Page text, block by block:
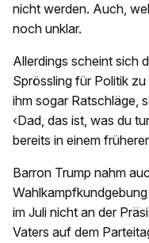
nicht werden. Auch,
noch unklar.
Allerdings scheint sich
Sprössling für Politik
ihm sogar Ratschläge,
‹Dad, das ist, was du
bereits in einem
Barron Trump nahm
im Juli nicht an der
Vaters auf dem